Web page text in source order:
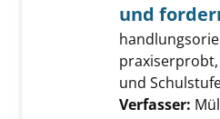
und
und
Verfasser: